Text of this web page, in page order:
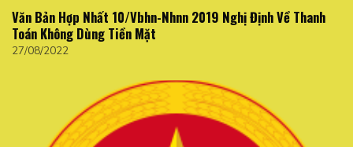
Văn Bản Hợp Nhất 10/Vbhn-Nhnn 2019 Nghị Định Về Thanh
Toán Không Dùng Tiền Mặt
27/08/2022